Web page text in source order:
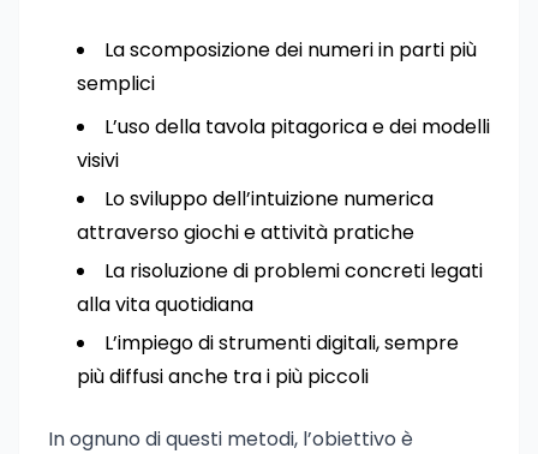
La scomposizione dei numeri in parti più
semplici
L’uso della tavola pitagorica e dei modelli
visivi
Lo sviluppo dell’intuizione numerica
attraverso giochi e attività pratiche
La risoluzione di problemi concreti legati
alla vita quotidiana
L’impiego di strumenti digitali, sempre
più diffusi anche tra i più piccoli
In ognuno di questi metodi, l’obiettivo è